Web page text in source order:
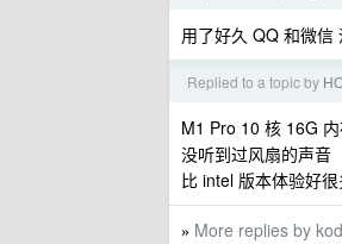
用了好久 QQ 和微信
Replied to a topic by
M1 Pro 10 核 16G
没听到过风扇的声音
比 intel 版本体验好很
» More replies by